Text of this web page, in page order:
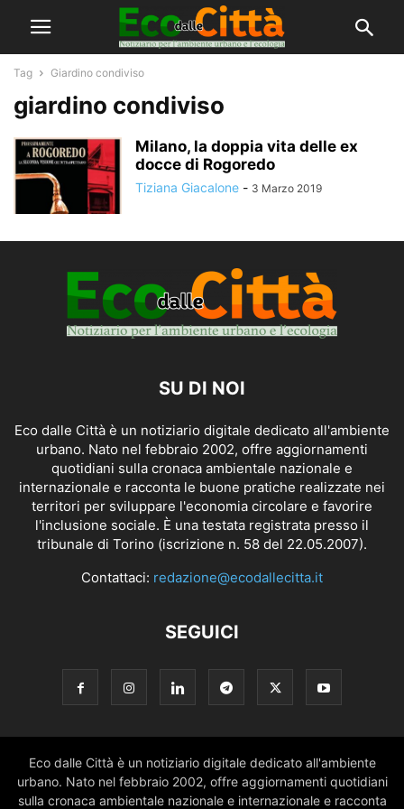
Tag Giardino condiviso
giardino condiviso
Milano, la doppia vita delle ex
docce di Rogoredo
Tiziana Giacalone - 3 Marzo 2019
SU DI NOI
Eco dalle Città è un notiziario digitale dedicato all'ambiente
urbano. Nato nel febbraio 2002, offre aggiornamenti
quotidiani sulla cronaca ambientale nazionale e
internazionale e racconta le buone pratiche realizzate nei
territori per sviluppare l'economia circolare e favorire
l'inclusione sociale. È una testata registrata presso il
tribunale di Torino (iscrizione n. 58 del 22.05.2007).
Contattaci: redazione@ecodallecitta.it
SEGUICI
Eco dalle Città è un notiziario digitale dedicato all'ambiente
urbano. Nato nel febbraio 2002, offre aggiornamenti quotidiani
sulla cronaca ambientale nazionale e internazionale e racconta